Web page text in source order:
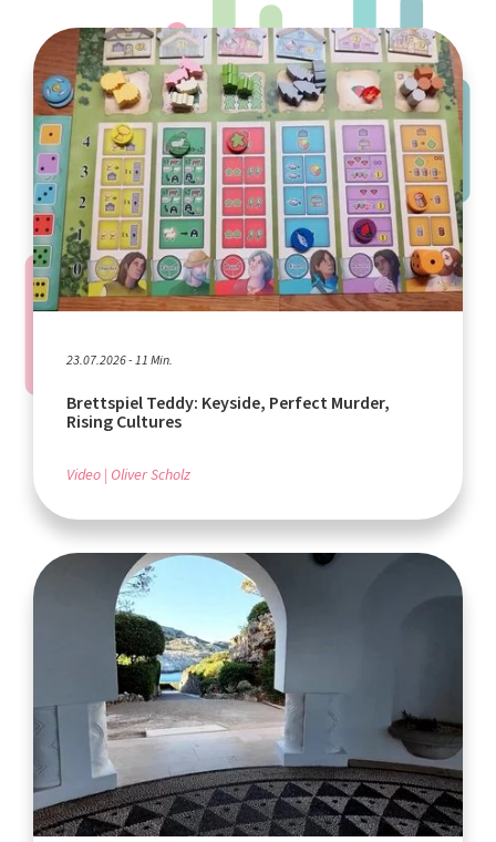
23.07.2026 - 11 Min.
Brettspiel Teddy: Keyside, Perfect Murder,
Rising Cultures
Video Oliver Scholz